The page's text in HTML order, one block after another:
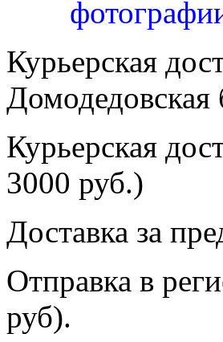
Курьерская
Домодедовская
Курьерская
3000 руб.)
Доставка за
Отправка в
руб).